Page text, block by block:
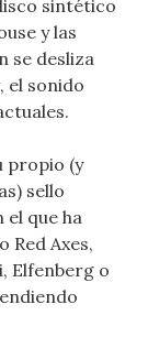
sintético
y las
se desliza
el sonido
propio (y
sello
que ha
Axes,
Elfenberg o